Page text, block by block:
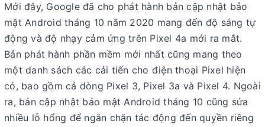
Mới đây, Google đã cho phát hành bản cập nhật bảo
mật Android tháng 10 năm 2020 mang đến độ sáng tự
động và độ nhạy cảm ứng trên Pixel 4a mới ra mắt.
Bản phát hành phần mềm mới nhất cũng mang theo
một danh sách các cải tiến cho điện thoại Pixel hiện
có, bao gồm cả dòng Pixel 3, Pixel 3a và Pixel 4. Ngoài
ra, bản cập nhật bảo mật Android tháng 10 cũng sửa
nhiều lỗ hổng để ngăn chặn tác động đến quyền riêng